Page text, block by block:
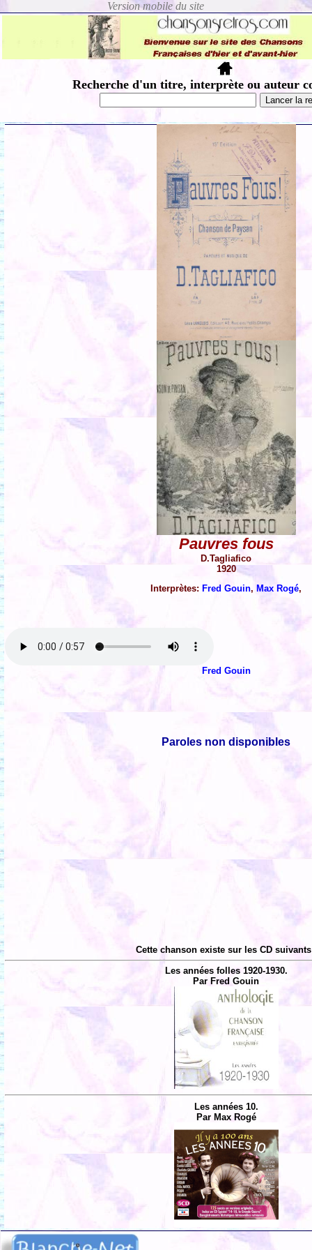
Recherche d'un titre, interprète ou auteur
Pauvres fous
D.Tagliafico
1920
Interprètes: Fred Gouin, Max Rogé,
Fred Gouin
Paroles non disponibles
Cette chanson existe sur les CD
Les années folles 1920-1930.
Par Fred Gouin
Les années 10.
Par Max Rogé